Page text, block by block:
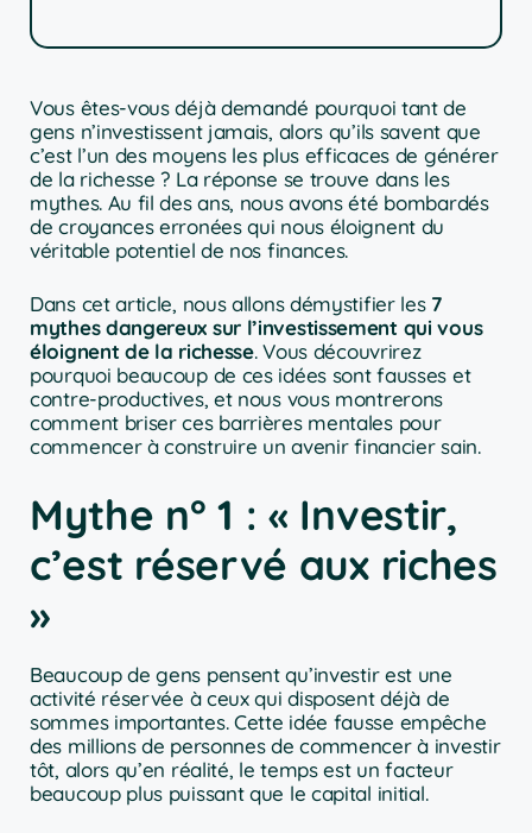
Vous êtes-vous déjà demandé pourquoi tant de
gens n’investissent jamais, alors qu’ils savent que
c’est l’un des moyens les plus efficaces de générer
de la richesse ? La réponse se trouve dans les
mythes. Au fil des ans, nous avons été bombardés
de croyances erronées qui nous éloignent du
véritable potentiel de nos finances.
Dans cet article, nous allons démystifier les 7
mythes dangereux sur l’investissement qui vous
éloignent de la richesse. Vous découvrirez
pourquoi beaucoup de ces idées sont fausses et
contre-productives, et nous vous montrerons
comment briser ces barrières mentales pour
commencer à construire un avenir financier sain.
Mythe n° 1 : « Investir,
c’est réservé aux riches
»
Beaucoup de gens pensent qu’investir est une
activité réservée à ceux qui disposent déjà de
sommes importantes. Cette idée fausse empêche
des millions de personnes de commencer à investir
tôt, alors qu’en réalité, le temps est un facteur
beaucoup plus puissant que le capital initial.